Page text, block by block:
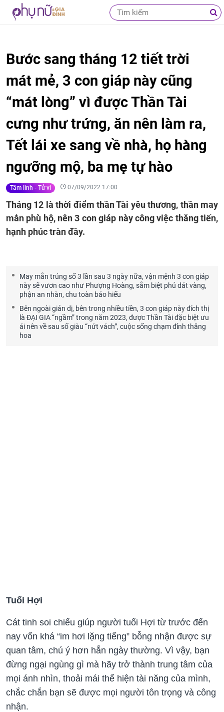
Bước sang tháng 12 tiết trời
mát mẻ, 3 con giáp này cũng
“mát lòng” vì được Thần Tài
cưng như trứng, ăn nên làm ra,
Tết lái xe sang về nhà, họ hàng
ngưỡng mộ, ba mẹ tự hào
Tâm linh - Tử vi 07/09/2022 17:00
Tháng 12 là thời điểm thần Tài yêu thương, thần may
mắn phù hộ, nên 3 con giáp này công việc thăng tiến,
hạnh phúc tràn đầy.
May mắn trúng số 3 lần sau 3 ngày nữa, vận mệnh 3 con giáp
này sẽ vươn cao như Phượng Hoàng, sắm biệt phủ dát vàng,
phận an nhàn, chu toàn báo hiếu
Bên ngoài giản dị, bên trong nhiều tiền, 3 con giáp này đích thị
là ĐẠI GIA “ngầm” trong năm 2023, được Thần Tài đặc biệt ưu
ái nên về sau số giàu “nứt vách”, cuộc sống chạm đỉnh thăng
hoa
Tuổi Hợi
Cát tinh soi chiếu giúp người tuổi Hợi từ trước đến
nay vốn khá “im hơi lặng tiếng” bỗng nhận được sự
quan tâm, chú ý hơn hẳn ngày thường. Vì vậy, bạn
đừng ngại ngùng gì mà hãy trở thành trung tâm của
mọi ánh nhìn, thoải mái thể hiện tài năng của mình,
chắc chắn bạn sẽ được mọi người tôn trọng và công
nhận.